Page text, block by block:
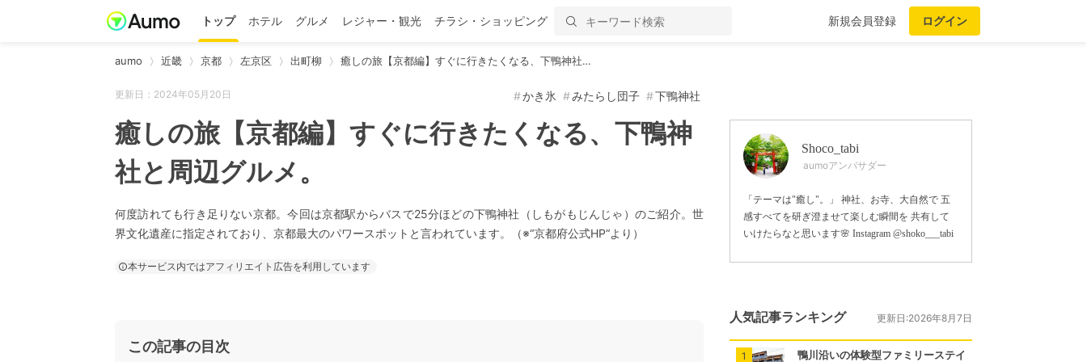
トップ ホテル グルメ レジャー・観光 チラシ・ショッピング 新規会員登録 ログイン
aumo 近畿 京都 左京区 出町柳 癒しの旅【京都編】すぐに行きたくなる、下鴨神社…
更新日：2024年05月20日 かき氷 みたらし団子 下鴨神社
癒しの旅【京都編】すぐに行きたくなる、下鴨神
社と周辺グルメ。
何度訪れても行き足りない京都。今回は京都駅からバスで25分ほどの下鴨神社（しもがもじんじゃ）のご紹介。世
界文化遺産に指定されており、京都最大のパワースポットと言われています。（※“京都府公式HP“より）
本サービス内ではアフィリエイト広告を利用しています
この記事の目次
Shoco_tabi
aumoアンバサダー
「テーマは"癒し"。」 神社、お寺、大自然で 五
感すべてを研ぎ澄ませて楽しむ瞬間を 共有して
いけたらなと思います🌸 Instagram @shoko___tabi
人気記事ランキング 更新日:2026年8月7日
1 鴨川沿いの体験型ファミリーステイ